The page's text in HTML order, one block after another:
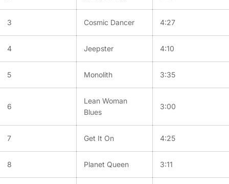
3 Cosmic Dancer 4:27
4 Jeepster 4:10
5 Monolith 3:35
6
Lean Woman
Blues
3:00
7 Get It On 4:25
8 Planet Queen 3:11